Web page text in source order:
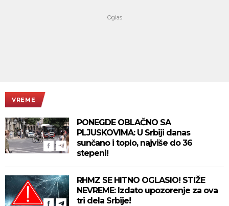
VREME
PONEGDE OBLAČNO SA
PLJUSKOVIMA: U Srbiji danas
sunčano i toplo, najviše do 36
stepeni!
RHMZ SE HITNO OGLASIO! STIŽE
NEVREME: Izdato upozorenje za ova
tri dela Srbije!